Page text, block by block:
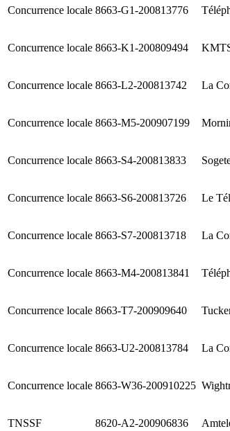
Concurrence locale 8663-G1-200813776
Concurrence locale 8663-K1-200809494
Concurrence locale 8663-L2-200813742 La
Concurrence locale 8663-M5-200907199
Concurrence locale 8663-S4-200813833
Concurrence locale 8663-S6-200813726 Le
Concurrence locale 8663-S7-200813718 La
Concurrence locale 8663-M4-200813841
Concurrence locale 8663-T7-200909640
Concurrence locale 8663-U2-200813784 La
Concurrence locale 8663-W36-200910225
TNSSF 8620-A2-200906836